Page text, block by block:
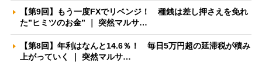
【第9回】もう一度FXでリベンジ！ 種銭は差し押さえを免れ
た”ヒミツのお金” ｜ 突然マルサ…
【第8回】年利はなんと14.6％！ 毎日5万円超の延滞税が積み
上がっていく ｜ 突然マルサ…